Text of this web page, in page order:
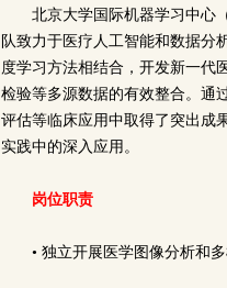
北京大学国际机器学习中心
队致力于医疗人工智能和数据分
度学习方法相结合，开发新一代
检验等多源数据的有效整合。通
评估等临床应用中取得了突出成
实践中的深入应用。
岗位职责
• 独立开展医学图像分析和